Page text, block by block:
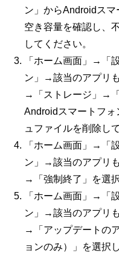
ン」からAndroidス
空き容量を確認し、
してください。
「ホーム画面」→「
ン」→該当のアプリ
→「ストレージ」→「
Android スマートフ
ュファイルを削除し
「ホーム画面」→「
ン」→該当のアプリ
→「強制終了」を選
「ホーム画面」→「
ン」→該当のアプリ
→「アップデートの
ョンのみ）」を選択